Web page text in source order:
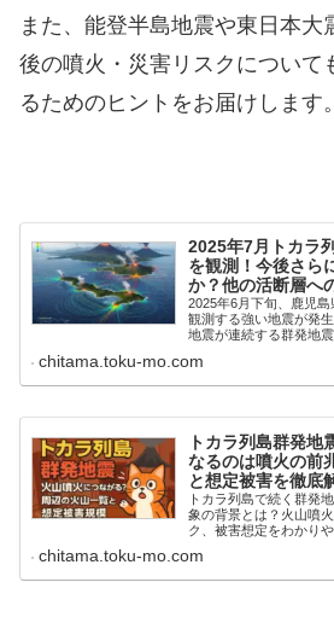
また、能登半島地震や東日本大
後の噴火・災害リスクについて
るためのヒントをお届けします。
2025年7月トカラ
を観測！今後さら
か？他の活断層へ
2025年6月下旬、鹿児
観測する強い地震が発
地震が連続する群発地
されるのは異例です。
chitama.toku-mo.com
トカラ列島群発地
なるのは噴火の前
と想定被害を徹底
トカラ列島で続く群発
象の背景とは？火山噴
ク、被害想定をわかり
chitama.toku-mo.com